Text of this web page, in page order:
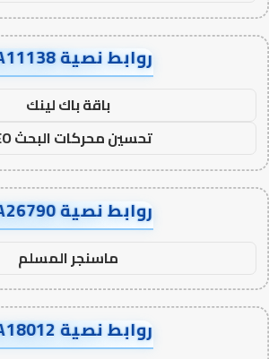
روابط نصية AA11138
باقة باك لينك
تحسين محركات البحث SEO
روابط نصية AA26790
ماسنجر المسلم
روابط نصية AA18012